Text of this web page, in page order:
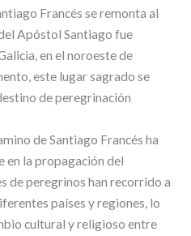
Francés se remonta al
Apóstol Santiago fue
en el noroeste de
este lugar sagrado se
de peregrinación
de Santiago Francés ha
en la propagación del
de peregrinos han recorrido a
países y regiones, lo
cultural y religioso entre